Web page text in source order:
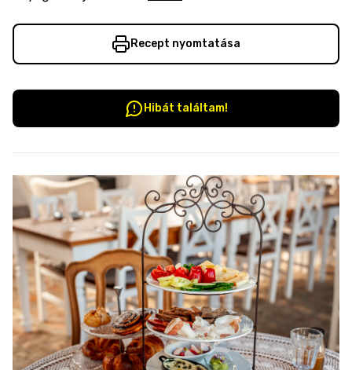
Recept nyomtatása
Hibát találtam!